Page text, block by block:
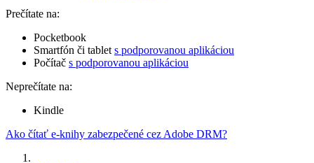
Prečítate na:
Pocketbook
Smartfón či tablet s podporovanou aplikáciou
Počítač s podporovanou aplikáciou
Neprečítate na:
Kindle
Ako čítať e-knihy zabezpečené cez Adobe DRM?